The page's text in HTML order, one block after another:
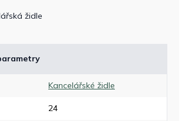
židle
Kancelářské židle
24